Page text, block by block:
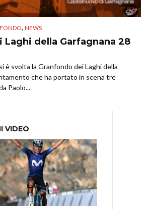
, NEWS
Laghi della Garfagnana 28
è svolta la Granfondo dei Laghi della
che ha portato in scena tre
Paolo...
VIDEO